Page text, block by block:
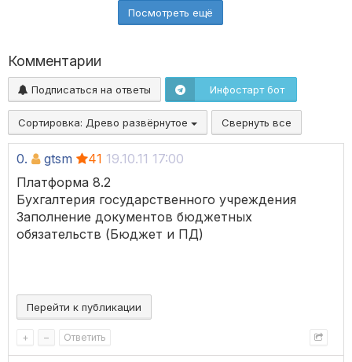
Посмотреть ещё
Комментарии
Подписаться на ответы Инфостарт бот
Сортировка: Древо развёрнутое Свернуть все
0. gtsm 41 19.10.11 17:00
Платформа 8.2
Бухгалтерия государственного учреждения
Заполнение документов бюджетных
обязательств (Бюджет и ПД)
Перейти к публикации
+ – Ответить